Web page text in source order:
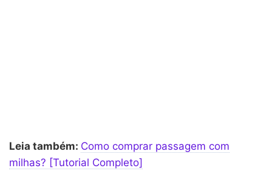
Leia também: Como comprar passagem com
milhas? [Tutorial Completo]